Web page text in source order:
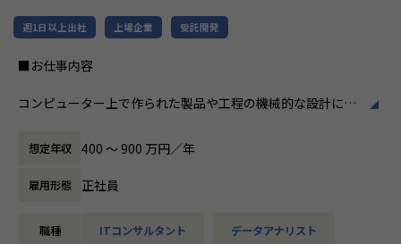
■配属プロジェクト
機能を満たすシステムの設計〜実装・テスト～運用までの一
会社の定める業務
週1日以上出社 上場企業 受託開発
■お仕事内容
コンピューター上で作られた製品や工程の機械的な設計に関
て工学的に計算する解析業務に携わっていただきます。
【想定業務】
①解析結果と現物の差異確認と条件補正。仕様に基づく形
②仕様に基づく形状の検討、3Dモデルのメッシュ化、条件決
想定年収 400 〜 900 万円／年
雇用形態 正社員
職種 ITコンサルタント データアナリスト